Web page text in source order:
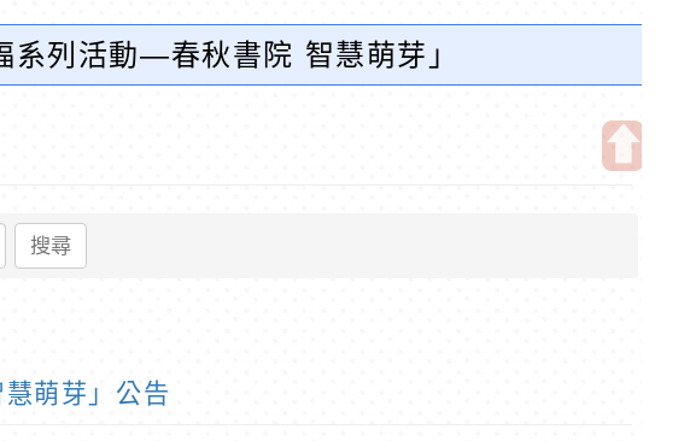
列活動—春秋書院 智慧萌芽」
搜尋
萌芽」公告